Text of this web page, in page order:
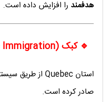
هدفمند را افزایش داده است.
🔹 کبک (Quebec Immigration)
استان Quebec از طریق سیستم Arrima،
صادر کرده است.